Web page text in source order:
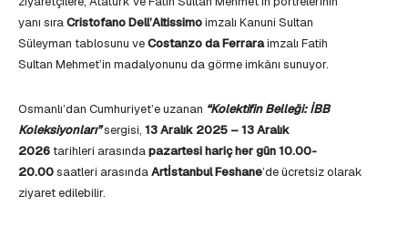
yanı sıraCristofano Dell’Altissimoimzalı Kanuni Sultan
Süleyman tablosunu veCostanzo da Ferraraimzalı Fatih
Sultan Mehmet’in madalyonunu da görme imkânı sunuyor.
Osmanlı’dan Cumhuriyet’e uzanan “Kolektifin Belleği: İBB
Koleksiyonları”sergisi, 13 Aralık 2025 – 13 Aralık
2026tarihleri arasındapazartesi hariç her gün 10.00-
20.00saatleri arasındaArtİstanbul Feshane’de ücretsiz olarak
ziyaret edilebilir.